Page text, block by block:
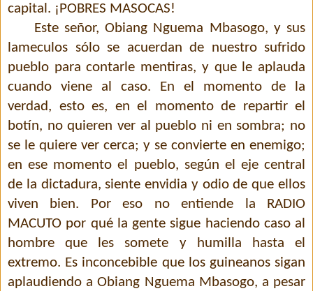
capital. ¡POBRES MASOCAS!
Este señor, Obiang Nguema Mbasogo, y sus
lameculos sólo se acuerdan de nuestro sufrido
pueblo para contarle mentiras, y que le aplauda
cuando viene al caso. En el momento de la
verdad, esto es, en el momento de repartir el
botín, no quieren ver al pueblo ni en sombra; no
se le quiere ver cerca; y se convierte en enemigo;
en ese momento el pueblo, según el eje central
de la dictadura, siente envidia y odio de que ellos
viven bien. Por eso no entiende la RADIO
MACUTO por qué la gente sigue haciendo caso al
hombre que les somete y humilla hasta el
extremo. Es inconcebible que los guineanos sigan
aplaudiendo a Obiang Nguema Mbasogo, a pesar